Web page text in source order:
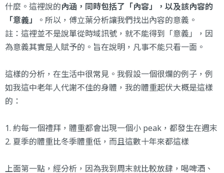
什麼。這裡說的內涵，同時包括了「內容」，以及該內容的
「意義」
。所以，傅立葉分析讓我們找出內容的意義。
註：這裡並不是說單從時域訊號，就不能得到「意義」，因
為意義其實是人賦予的。旨在說明，凡事不能只看一面。
這樣的分析，在生活中很常見。我假設一個很爛的例子，例
如我這中老年人代謝不佳的身體，我的體重起伏大概是這樣
的：
1. 約每一個禮拜，體重都會出現一個小 peak，都發生在週末
2. 夏季的體重比冬季體重低，而且這數十年來都這樣
上面第一點，經分析，因為我到周末就比較放肆，喝啤酒、